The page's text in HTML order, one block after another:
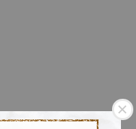
藏雕像 布魯克達